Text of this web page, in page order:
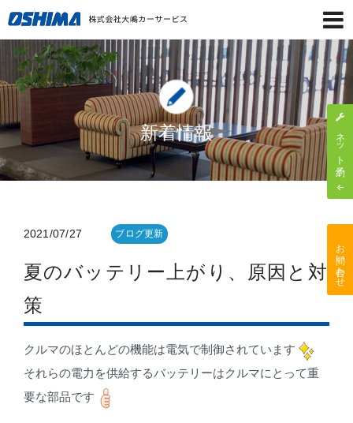
新着情報
2021/07/27 ブログ更新
夏のバッテリー上がり、原因と対
策
クルマのほとんどの機能は電気で制御されています
それらの電力を供給するバッテリーはクルマにとって重
要な部品です
ネット予約
お問い合わせ